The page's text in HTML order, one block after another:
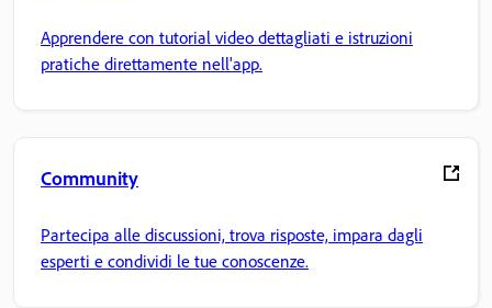
Apprendere con tutorial video dettagliati e istruzioni
pratiche direttamente nell'app.
Community
Partecipa alle discussioni, trova risposte, impara dagli
esperti e condividi le tue conoscenze.